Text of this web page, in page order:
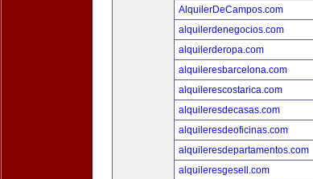
AlquilerDeCampos.com
alquilerdenegocios.com
alquilerderopa.com
alquileresbarcelona.com
alquilerescostarica.com
alquileresdecasas.com
alquileresdeoficinas.com
alquileresdepartamentos.com
alquileresgesell.com